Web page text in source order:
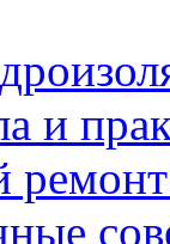
и